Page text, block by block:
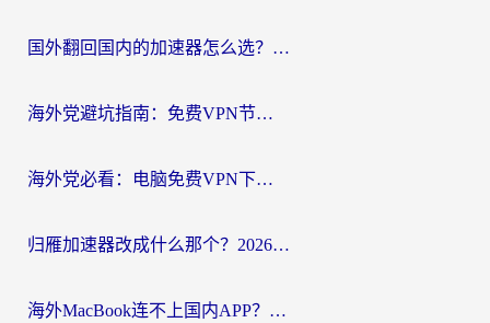
国外翻回国内的加速器怎么选？海外党亲测实用指南，告别地域限制
海外党避坑指南：免费VPN节点真的靠谱吗？教你选对回国加速器无缝访问国内资源
海外党必看：电脑免费VPN下载指南+回国加速器选择全攻略，告别地区限制
归雁加速器改成什么那个？2026海外党回国加速全攻略：告别地区限制，轻松刷剧玩游戏
海外MacBook连不上国内APP？选对回国VPN，告别地区限制的烦恼